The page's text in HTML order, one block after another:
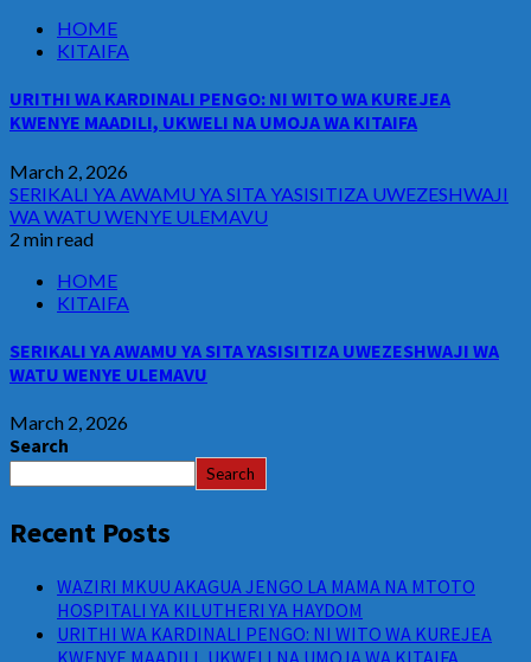
HOME
KITAIFA
URITHI WA KARDINALI PENGO: NI WITO WA KUREJEA
KWENYE MAADILI, UKWELI NA UMOJA WA KITAIFA
March 2, 2026
SERIKALI YA AWAMU YA SITA YASISITIZA UWEZESHWAJI
WA WATU WENYE ULEMAVU
2 min read
HOME
KITAIFA
SERIKALI YA AWAMU YA SITA YASISITIZA UWEZESHWAJI WA
WATU WENYE ULEMAVU
March 2, 2026
Search
Search
Recent Posts
WAZIRI MKUU AKAGUA JENGO LA MAMA NA MTOTO
HOSPITALI YA KILUTHERI YA HAYDOM
URITHI WA KARDINALI PENGO: NI WITO WA KUREJEA
KWENYE MAADILI, UKWELI NA UMOJA WA KITAIFA